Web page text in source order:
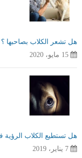
هل تشعر الكلاب بصاحبها ؟ 5 أشياء يستشعرها كلبك مبكرا !
15 مايو، 2020
هل تستطيع الكلاب الرؤية
7 يناير، 2019